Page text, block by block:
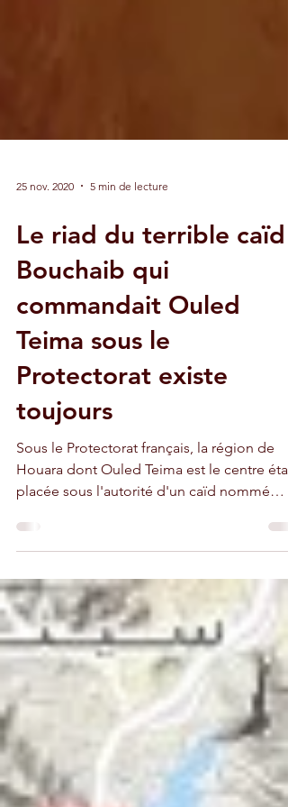
25 nov. 2020 5 min de lecture
Le riad du terrible caïd
Bouchaib qui
commandait Ouled
Teima sous le
Protectorat existe
toujours
Sous le Protectorat français, la région de
Bouchaïb Ben Elkorchi Hilale. Celui-ci a
laissé un souvenir contrasté, voire terrible, à
Ouled Teima, ainsi qu'un immense riad,
au centre de la ville. D'après Marokina,
"longtemps après sa mort", le nom du caïd
Bouchaib "terrorise encore les habitants
d'Ouled Teima". Il s'agit du père d'Omar
Hilale, représentant permanent du Maroc
Nations-Un